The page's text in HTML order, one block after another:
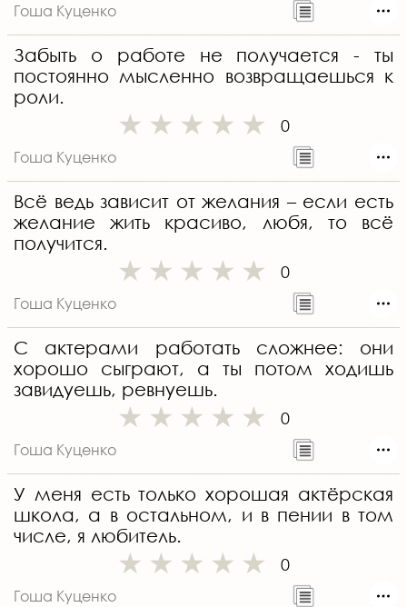
Гоша Куценко
Забыть о работе не получается - ты
постоянно мысленно возвращаешься к
роли.
0
Гоша Куценко
Всё ведь зависит от желания – если есть
желание жить красиво, любя, то всё
получится.
0
Гоша Куценко
С актерами работать сложнее: они
хорошо сыграют, а ты потом ходишь
завидуешь, ревнуешь.
0
Гоша Куценко
У меня есть только хорошая актёрская
школа, а в остальном, и в пении в том
числе, я любитель.
0
Гоша Куценко